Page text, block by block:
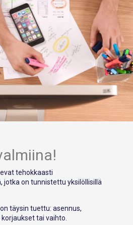
tehokkaasti
jotka on tunnistettu yksilöllisillä
täysin tuettu: asennus,
tai vaihto.